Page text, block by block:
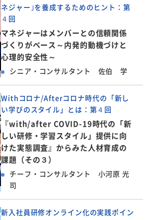
ネジャー｣を養成するためのヒント：第
４回
マネジャーはメンバーとの信頼関係
づくりがベース～内発的動機づけと
心理的安全性～
シニア・コンサルタント 佐伯 学
Withコロナ/Afterコロナ時代の「新し
い学びのスタイル」とは：第４回
『with/after COVID-19時代の「新
しい研修・学習スタイル」提供に向
けた実態調査』からみた人材育成の
課題（その３）
チーフ・コンサルタント 小河原 光
司
新入社員研修オンライン化の実践ポイン